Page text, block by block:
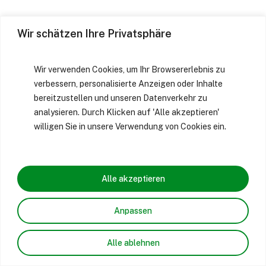
Wir schätzen Ihre Privatsphäre
Wir verwenden Cookies, um Ihr Browsererlebnis zu
verbessern, personalisierte Anzeigen oder Inhalte
bereitzustellen und unseren Datenverkehr zu
analysieren. Durch Klicken auf 'Alle akzeptieren'
willigen Sie in unsere Verwendung von Cookies ein.
Anpassen
Alle ablehnen
Alle akzeptieren